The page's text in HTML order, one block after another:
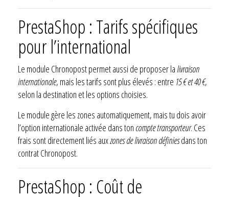
PrestaShop : Tarifs spécifiques
pour l’international
Le module Chronopost permet aussi de proposer la livraison
internationale, mais les tarifs sont plus élevés : entre 15 € et 40 €,
selon la destination et les options choisies.
Le module gère les zones automatiquement, mais tu dois avoir
l’option internationale activée dans ton compte transporteur. Ces
frais sont directement liés auxzones de livraison définiesdans ton
contrat Chronopost.
PrestaShop : Coût de